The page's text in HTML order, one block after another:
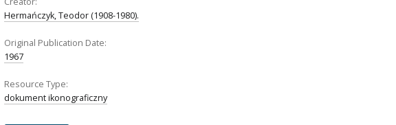
Hermańczyk, Teodor (1908-1980).
Original Publication Date:
1967
Resource Type:
dokument ikonograficzny